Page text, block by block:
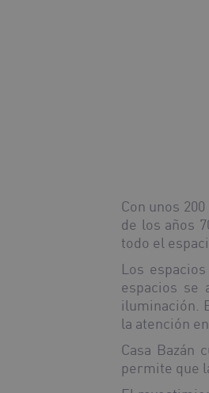
Con unos 200
de los años
todo el
Los
espacios se
iluminación.
la atención
Casa Bazán
permite que